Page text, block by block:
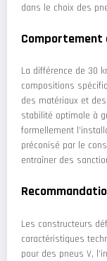
dans le choix des
Comportement
La différence de 30
compositions
des matériaux et
stabilité optimale à
formellement
préconisé par le
entraîner des
Les constructeurs
caractéristiques
pour des pneus V,